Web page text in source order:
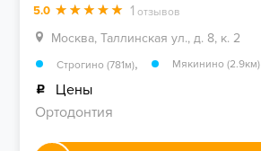
5.0 1 отзывов
Москва, Таллинская ул., д. 8, к. 2
Строгино (781м), Мякинино (2.9км)
Цены
Ортодонтия